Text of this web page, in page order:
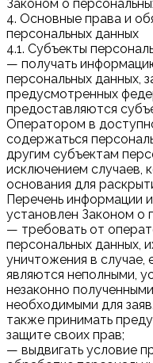
Законом о
4. Основные права и
персональных данных
4.1. Субъекты
— получать
персональных данных,
предусмотренных
предоставляются
Оператором в
содержаться
другим субъектам
исключением случаев,
основания для
Перечень информации
установлен Законом о
— требовать от
персональных данных,
уничтожения в случае,
являются неполными,
незаконно
необходимыми для
также принимать
защите своих прав;
— выдвигать условие